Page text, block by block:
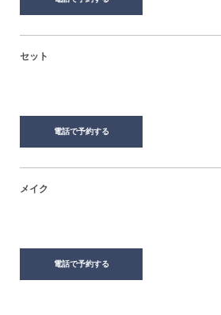
セット
電話で予約する
メイク
電話で予約する